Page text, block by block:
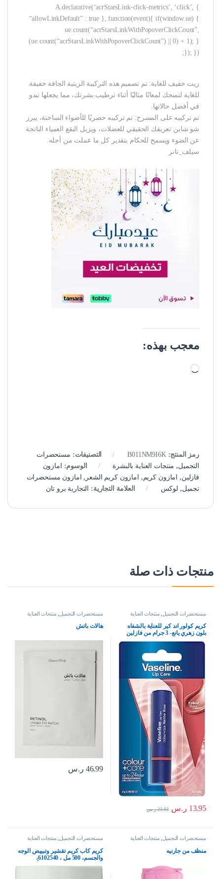
A.declarative(‘acrStarsLink-click-metrics’, ‘click’, {
“allowLinkDefault” : true }, function(event){ if(window.ue) {
ue.count(“acrStarsLinkWithPopoverClickCount”,
(ue.count(“acrStarsLinkWithPopoverClickCount”) || 0) + 1); }
}); });
زيت خفيف للغاية: تم تصميم هذه التركيبة الزيتية الجافة خفيفة
للغاية لتمنحك لمعانًا مثاليًا أثناء ترطيب بشرتك، مما يجعلها تبدو
في أفضل حالاتها.
تم تركيبه على المسرح: تم تركيبه حصريًا للأضواء الساخنة، يبرز
شو شاين تعريفك الحقيقي للعضلات، ويزيل البقع العمياء الناتجة
عن الضوء ويسمح للحكام بتقدير كل ما عملت من أجله.
سيلف_تانر
معجب بهذه:
جاري التحميل…
رمز المنتج: B011NM9I6K التصنيفات: مستحضرات
التجميل, منتجات العناية بالبشرة الوسوم: امازون
فازلين, امازون كريم , امازون كريم الشعر , امازون مستحضرات
تجميل, لوكس العلامة التجارية: التجارية برو تان
منتجات ذات صلة
مستحضرات التجميل منتجات العناية
بالبشرة
كريم كولور اند كير للعناية بالشفاه
بلون زهري يانع- 3 جرام من فازلين
13.95 ر.س 23.93 ر.س
مستحضرات التجميل منتجات العناية
بالبشرة
هالات باتش
46.99 ر.س
مستحضرات التجميل منتجات العناية
بالبشرة
منظف من جارنيه
مستحضرات التجميل منتجات العناية
بالبشرة
كريم كاب كريم تقشير وتبييض الوجه
والجسم، 500 مل ، 6102540،
للجنسين، 0.5 غرامات كل الأنواع